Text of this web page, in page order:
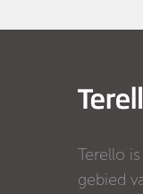
Terello
gebied